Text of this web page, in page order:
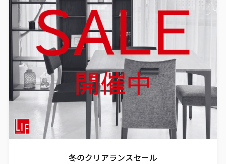
冬のクリアランスセール